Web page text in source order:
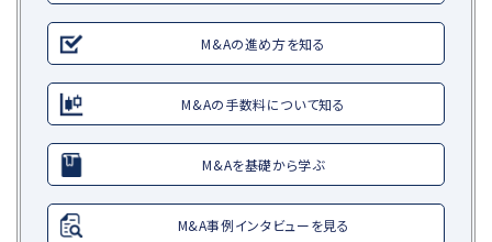
M&Aの進め方を知る
M&Aの手数料について知る
M&Aを基礎から学ぶ
M&A事例インタビューを見る